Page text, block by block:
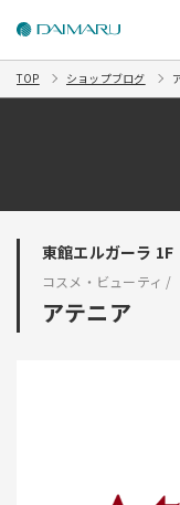
TOP ショップブログ
東館エルガーラ 1F
コスメ・ビューティ /
アテニア